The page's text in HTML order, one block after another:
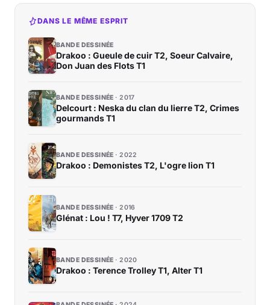
DANS LE MÊME ESPRIT
BANDE DESSINÉE
Drakoo : Gueule de cuir T2, Soeur Calvaire,
Don Juan des Flots T1
BANDE DESSINÉE 2017
Delcourt : Neska du clan du lierre T2, Crimes
gourmands T1
BANDE DESSINÉE 2022
Drakoo : Demonistes T2, L'ogre lion T1
BANDE DESSINÉE 2016
Glénat : Lou ! T7, Hyver 1709 T2
BANDE DESSINÉE 2020
Drakoo : Terence Trolley T1, Alter T1